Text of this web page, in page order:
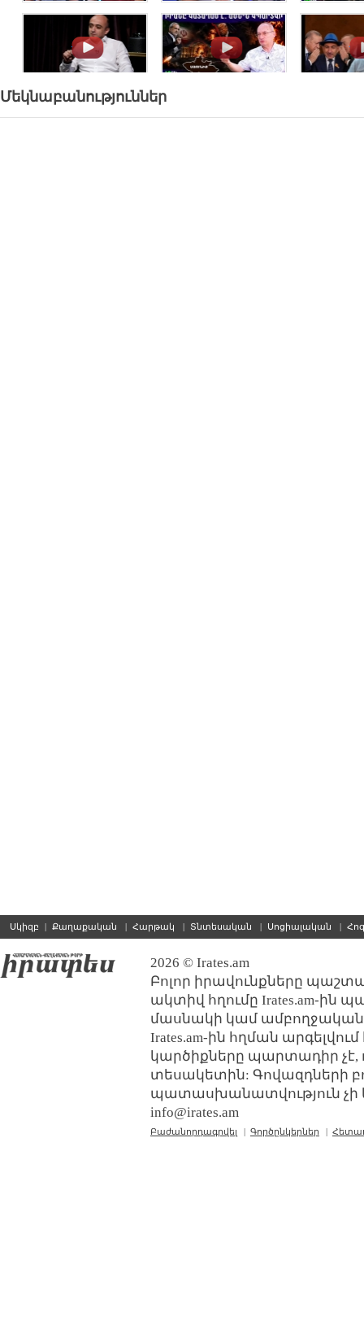
. . .
Մեկնաբանություններ
Սկիզբ | Քաղաքական | Հարթակ | Տնտեսական | Սոցիալական |
2026 © Irates.am
Բոլոր իրավունքները
ակտիվ հղումը Irates.am-ին
մասնակի կամ ամբողջական
Irates.am-ին հղման
կարծիքները պարտադիր չէ,
տեսակետին: Գովազդների
պատասխանատվություն չի
info@irates.am
Բաժանորդագրվել | Գործընկերներ |